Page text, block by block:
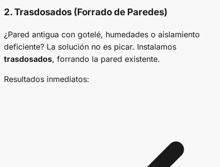
2.Trasdosados (Forrado de Paredes)
¿Pared antigua con gotelé, humedades o aislamiento
deficiente? La solución no es picar. Instalamos
trasdosados, forrando la pared existente.
Resultados inmediatos: